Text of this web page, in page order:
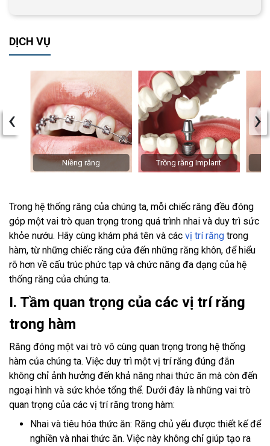
DỊCH VỤ
Niềng răng Trồng răng Implant
‹ ›
Trong hệ thống răng của chúng ta, mỗi chiếc răng đều đóng
góp một vai trò quan trọng trong quá trình nhai và duy trì sức
khỏe nướu. Hãy cùng khám phá tên và các vị trí răng trong
hàm, từ những chiếc răng cửa đến những răng khôn, để hiểu
rõ hơn về cấu trúc phức tạp và chức năng đa dạng của hệ
thống răng của chúng ta.
I. Tầm quan trọng của các vị trí răng
trong hàm
Răng đóng một vai trò vô cùng quan trọng trong hệ thống
hàm của chúng ta. Việc duy trì một vị trí răng đúng đắn
không chỉ ảnh hưởng đến khả năng nhai thức ăn mà còn đến
ngoại hình và sức khỏe tổng thể. Dưới đây là những vai trò
quan trọng của các vị trí răng trong hàm:
Nhai và tiêu hóa thức ăn: Răng chủ yếu được thiết kế để
nghiền và nhai thức ăn. Việc này không chỉ giúp tạo ra